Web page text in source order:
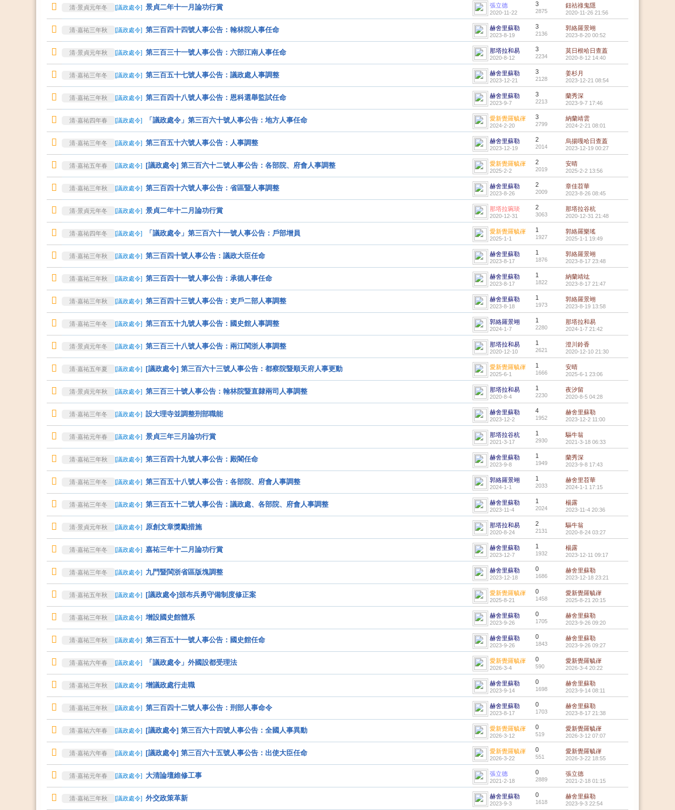
清·景貞元年冬 [議政處令] 景貞二年十一月論功行賞 張立德
2020-11-22
3
2875
鈕祜祿鬼隱
2020-11-26 21:56
清·嘉祐三年秋 [議政處令] 第三百四十四號人事公告：翰林院人事任命 赫舍里蘇勒
2023-8-19
3
2136
郭絡羅景翊
2023-8-20 00:52
清·景貞元年秋 [議政處令] 第三百三十一號人事公告：六部江南人事任命 那塔拉和易
2020-8-12
3
2234
莫日根哈日查蓋
2020-8-12 14:40
清·嘉祐三年冬 [議政處令] 第三百五十七號人事公告：議政處人事調整 赫舍里蘇勒
2023-12-21
3
2128
姜杉月
2023-12-21 08:54
清·嘉祐三年秋 [議政處令] 第三百四十八號人事公告：恩科選舉監試任命 赫舍里蘇勒
2023-9-7
3
2213
蘭秀深
2023-9-7 17:46
清·嘉祐四年春 [議政處令] 「議政處令」第三百六十號人事公告：地方人事任命 愛新覺羅毓嵂
2024-2-20
3
2799
納蘭靖雲
2024-2-21 08:01
清·嘉祐三年冬 [議政處令] 第三百五十六號人事公告：人事調整 赫舍里蘇勒
2023-12-19
2
2014
烏揚嘎哈日查蓋
2023-12-19 00:27
清·嘉祐五年春 [議政處令] [議政處令] 第三百六十二號人事公告：各部院、府會人事調整 愛新覺羅毓嵂
2025-2-2
2
2019
安晴
2025-2-2 13:56
清·嘉祐三年秋 [議政處令] 第三百四十六號人事公告：省區暨人事調整 赫舍里蘇勒
2023-8-26
2
2009
章佳苕華
2023-8-26 08:45
清·景貞元年冬 [議政處令] 景貞二年十二月論功行賞 那塔拉琬琰
2020-12-31
2
3063
那塔拉谷杭
2020-12-31 21:48
清·嘉祐四年冬 [議政處令] 「議政處令」第三百六十一號人事公告：戶部增員 愛新覺羅毓嵂
2025-1-1
1
1927
郭絡羅樂瑤
2025-1-1 19:49
清·嘉祐三年秋 [議政處令] 第三百四十號人事公告：議政大臣任命 赫舍里蘇勒
2023-8-17
1
1876
郭絡羅景翊
2023-8-17 23:48
清·嘉祐三年秋 [議政處令] 第三百四十一號人事公告：承德人事任命 赫舍里蘇勒
2023-8-17
1
1822
納蘭靖竑
2023-8-17 21:47
清·嘉祐三年秋 [議政處令] 第三百四十三號人事公告：吏戶二部人事調整 赫舍里蘇勒
2023-8-18
1
1973
郭絡羅景翊
2023-8-19 13:58
清·嘉祐三年冬 [議政處令] 第三百五十九號人事公告：國史館人事調整 郭絡羅景翊
2024-1-7
1
2280
那塔拉和易
2024-1-7 21:42
清·景貞元年冬 [議政處令] 第三百三十八號人事公告：兩江閩浙人事調整 那塔拉和易
2020-12-10
1
2621
澄川鈴香
2020-12-10 21:30
清·嘉祐五年夏 [議政處令] [議政處令] 第三百六十三號人事公告：都察院暨順天府人事更動 愛新覺羅毓嵂
2025-6-1
1
1666
安晴
2025-6-1 23:06
清·景貞元年秋 [議政處令] 第三百三十號人事公告：翰林院暨直隸兩司人事調整 那塔拉和易
2020-8-4
1
2230
夜汐留
2020-8-5 04:28
清·嘉祐三年冬 [議政處令] 設大理寺並調整刑部職能 赫舍里蘇勒
2023-12-2
4
1952
赫舍里蘇勒
2023-12-2 11:00
清·嘉祐元年春 [議政處令] 景貞三年三月論功行賞 那塔拉谷杭
2021-3-17
1
2930
驅牛翁
2021-3-18 06:33
清·嘉祐三年秋 [議政處令] 第三百四十九號人事公告：殿閣任命 赫舍里蘇勒
2023-9-8
1
1949
蘭秀深
2023-9-8 17:43
清·嘉祐三年冬 [議政處令] 第三百五十八號人事公告：各部院、府會人事調整 郭絡羅景翊
2024-1-1
1
2033
赫舍里苕華
2024-1-1 17:15
清·嘉祐三年冬 [議政處令] 第三百五十二號人事公告：議政處、各部院、府會人事調整 赫舍里蘇勒
2023-11-4
1
2024
楊露
2023-11-4 20:36
清·景貞元年秋 [議政處令] 原創文章獎勵措施 那塔拉和易
2020-8-24
2
2131
驅牛翁
2020-8-24 03:27
清·嘉祐三年冬 [議政處令] 嘉祐三年十二月論功行賞 赫舍里蘇勒
2023-12-7
1
1932
楊露
2023-12-11 09:17
清·嘉祐三年冬 [議政處令] 九門暨閩浙省區版塊調整 赫舍里蘇勒
2023-12-18
0
1686
赫舍里蘇勒
2023-12-18 23:21
清·嘉祐五年秋 [議政處令] [議政處令]頒布兵勇守備制度修正案 愛新覺羅毓嵂
2025-8-21
0
1458
愛新覺羅毓嵂
2025-8-21 20:15
清·嘉祐三年秋 [議政處令] 增設國史館體系 赫舍里蘇勒
2023-9-26
0
1705
赫舍里蘇勒
2023-9-26 09:20
清·嘉祐三年秋 [議政處令] 第三百五十一號人事公告：國史館任命 赫舍里蘇勒
2023-9-26
0
1843
赫舍里蘇勒
2023-9-26 09:27
清·嘉祐六年春 [議政處令] 「議政處令」外國設都受理法 愛新覺羅毓嵂
2026-3-4
0
590
愛新覺羅毓嵂
2026-3-4 20:22
清·嘉祐三年秋 [議政處令] 增議政處行走職 赫舍里蘇勒
2023-9-14
0
1698
赫舍里蘇勒
2023-9-14 08:11
清·嘉祐三年秋 [議政處令] 第三百四十二號人事公告：刑部人事命令 赫舍里蘇勒
2023-8-17
0
1703
赫舍里蘇勒
2023-8-17 21:38
清·嘉祐六年春 [議政處令] [議政處令] 第三百六十四號人事公告：全國人事異動 愛新覺羅毓嵂
2026-3-12
0
519
愛新覺羅毓嵂
2026-3-12 07:07
清·嘉祐六年春 [議政處令] [議政處令] 第三百六十五號人事公告：出使大臣任命 愛新覺羅毓嵂
2026-3-22
0
551
愛新覺羅毓嵂
2026-3-22 18:55
清·嘉祐元年春 [議政處令] 大清論壇維修工事 張立德
2021-2-18
0
2889
張立德
2021-2-18 01:15
清·嘉祐三年秋 [議政處令] 外交政策革新 赫舍里蘇勒
2023-9-3
0
1618
赫舍里蘇勒
2023-9-3 22:54